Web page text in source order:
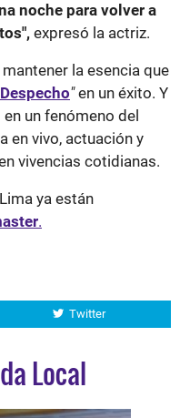
noche para volver a
expresó la actriz.
la esencia que
"en un éxito. Y
un fenómeno del
en vivo, actuación y
vivencias cotidianas.
ya están
.
Twitter
Local